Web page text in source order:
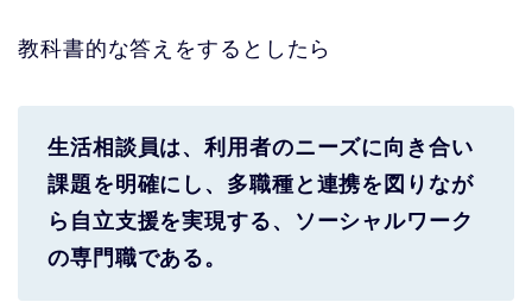
教科書的な答えをするとしたら
生活相談員は、利用者のニーズに向き合い
課題を明確にし、多職種と連携を図りなが
ら自立支援を実現する、ソーシャルワーク
の専門職である。